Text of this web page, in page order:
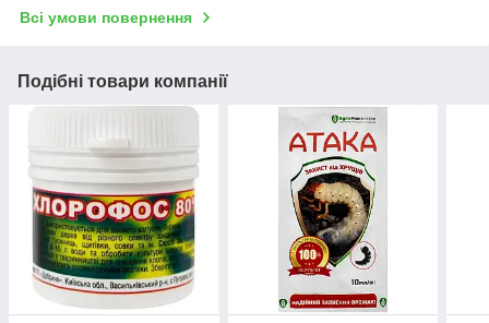
Всі умови повернення
Подібні товари компанії